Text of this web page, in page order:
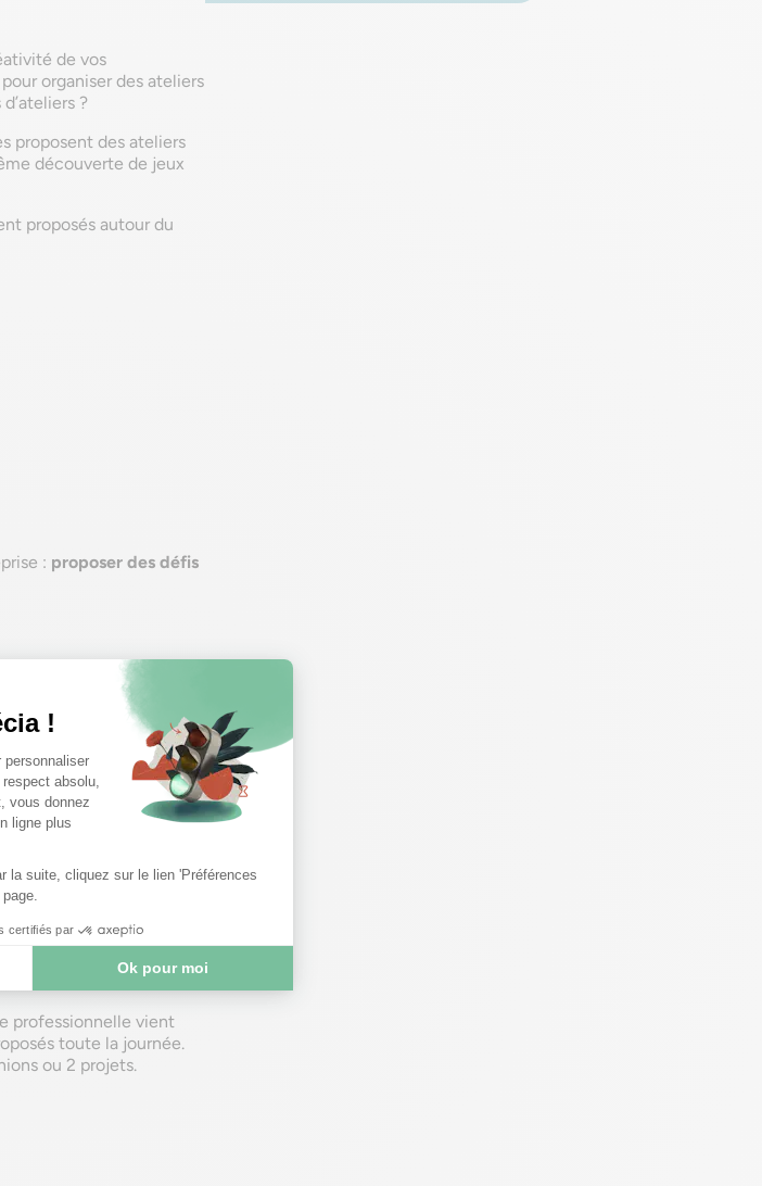
de vos
organiser des ateliers
?
proposent des ateliers
découverte de jeux
proposés autour du
: proposer des défis
en commun)
dans votre quotidien pro
des thèmes sur lesquels
entreprise.
de la QVT en
professionnelle vient
toute la journée.
ou 2 projets.